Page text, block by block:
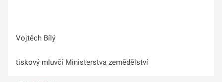
Vojtěch Bílý
tiskový mluvčí Ministerstva zemědělství